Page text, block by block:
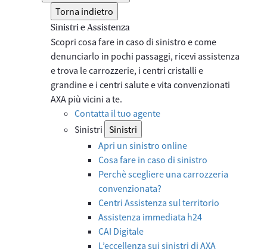
Torna indietro
Sinistri e Assistenza
Scopri cosa fare in caso di sinistro e come
denunciarlo in pochi passaggi, ricevi assistenza
e trova le carrozzerie, i centri cristalli e
grandine e i centri salute e vita convenzionati
AXA più vicini a te.
Contatta il tuo agente
Sinistri Sinistri
Apri un sinistro online
Cosa fare in caso di sinistro
Perchè scegliere una carrozzeria
convenzionata?
Centri Assistenza sul territorio
Assistenza immediata h24
CAI Digitale
L’eccellenza sui sinistri di AXA